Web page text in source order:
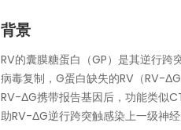
背景
RV的囊膜糖蛋白（GP）是其逆行
病毒复制，G蛋白缺失的RV（RV-
RV-ΔG携带报告基因后，功能类似
助RV-ΔG逆行跨突触感染上一级神